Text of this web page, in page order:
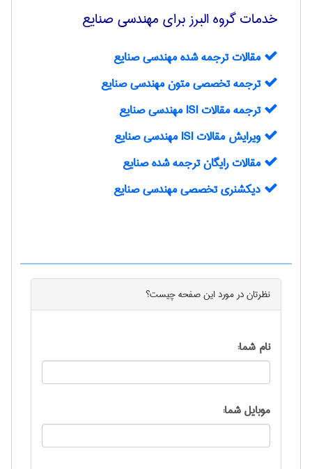
خدمات گروه البرز برای مهندسی صنايع
مقالات ترجمه شده مهندسی صنایع
ترجمه تخصصی متون مهندسی صنايع
ترجمه مقالات ISI مهندسی صنايع
ويرايش مقالات ISI‌ مهندسی صنايع
مقالات رایگان ترجمه شده صنایع
دیکشنری تخصصی مهندسی صنایع
نظرتان در مورد اینصفحهچیست؟
نام شما:
موبایل شما: